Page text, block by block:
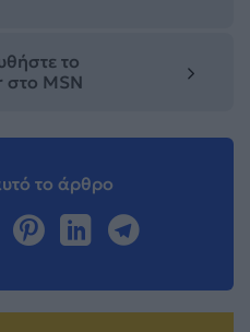
το
στο MSN
το άρθρο